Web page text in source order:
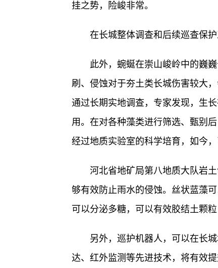
挂之势，险峻非常。
在长城整体调查和后续巡查保
此外，蜿蜒在崇山峻岭中的巍
刷、侵蚀对于夯土类长城伤害较大
通过长期实地调查，专家发现，生
用。在对各种藻类进行筛选、甄别
经过地质实验室的科学培育，如今
河北省地矿局第八地质大队岩
够有效防止雨水的侵蚀。丝状蓝藻
可以分泌多糖，可以有效胶结土颗
另外，巡护机器人，可以在长
达、红外监测等先进技术，将有效